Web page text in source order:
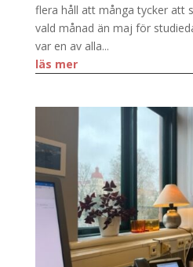
flera håll att många tycker att
vald månad än maj för
var en av alla...
läs mer